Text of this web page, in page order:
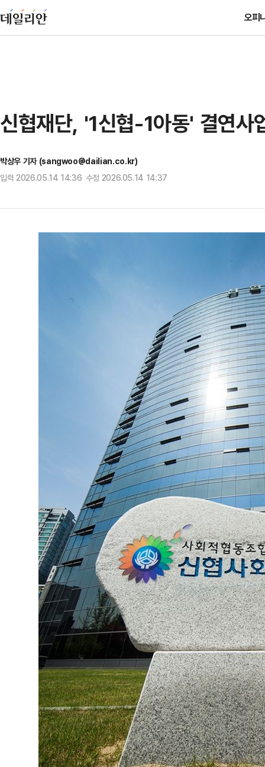
오피
신협재단, '1신협-1아동' 결연
박상우 기자 (sangwoo@dailian.co.kr)
입력 2026.05.14 14:36 수정 2026.05.14 14:37